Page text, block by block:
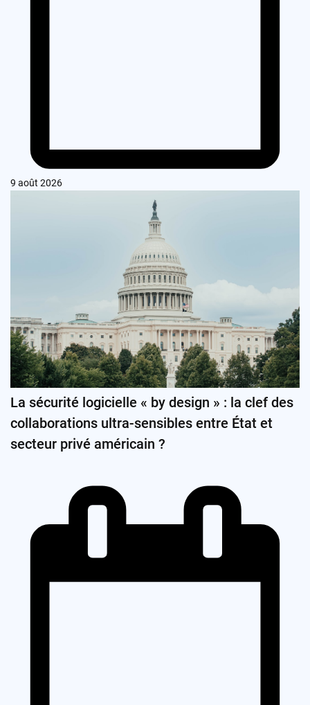
9 août 2026
La sécurité logicielle « by design » : la clef des
collaborations ultra-sensibles entre État et
secteur privé américain ?